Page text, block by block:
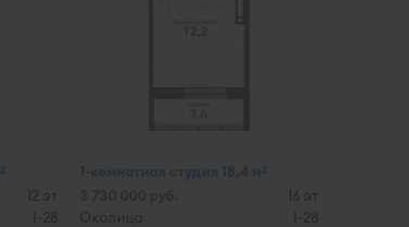
2
12 эт
I-28
1-комнатная студия 18,4 м2
16 эт
Околица
I-28